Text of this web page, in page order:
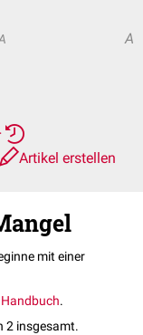
A
Artikel erstellen
mit einer
Handbuch.
2 insgesamt.